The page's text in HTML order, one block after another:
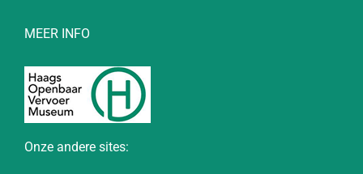
MEER INFO
Onze andere sites: